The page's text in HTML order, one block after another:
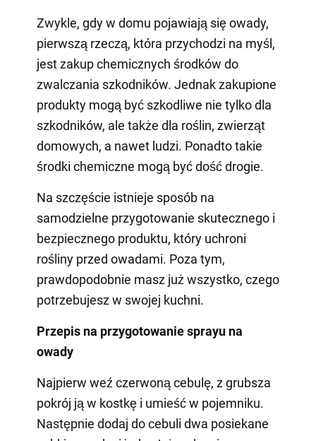
Zwykle, gdy w domu pojawiają się owady,
pierwszą rzeczą, która przychodzi na myśl,
jest zakup chemicznych środków do
zwalczania szkodników. Jednak zakupione
produkty mogą być szkodliwe nie tylko dla
szkodników, ale także dla roślin, zwierząt
domowych, a nawet ludzi. Ponadto takie
środki chemiczne mogą być dość drogie.
Na szczęście istnieje sposób na
samodzielne przygotowanie skutecznego i
bezpiecznego produktu, który uchroni
rośliny przed owadami. Poza tym,
prawdopodobnie masz już wszystko, czego
potrzebujesz w swojej kuchni.
Przepis na przygotowanie sprayu na
owady
Najpierw weź czerwoną cebulę, z grubsza
pokrój ją w kostkę i umieść w pojemniku.
Następnie dodaj do cebuli dwa posiekane